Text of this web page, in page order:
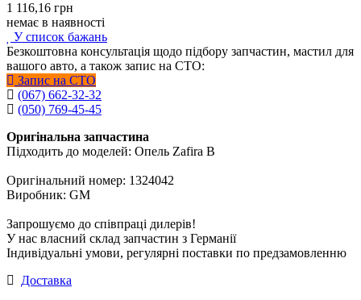
1 116,16 грн
немає в наявності
У список бажань
Безкоштовна консультація щодо підбору запчастин, мастил для
вашого авто, а також запис на СТО:
Запис на СТО
(067) 662-32-32
(050) 769-45-45
Оригінальна запчастина
Підходить до моделей: Опель Zafira B
Оригінальний номер: 1324042
Виробник: GM
Запрошуємо до співпраці дилерів!
У нас власний склад запчастин з Германії
Індивідуальні умови, регулярні поставки по предзамовленню
Доставка